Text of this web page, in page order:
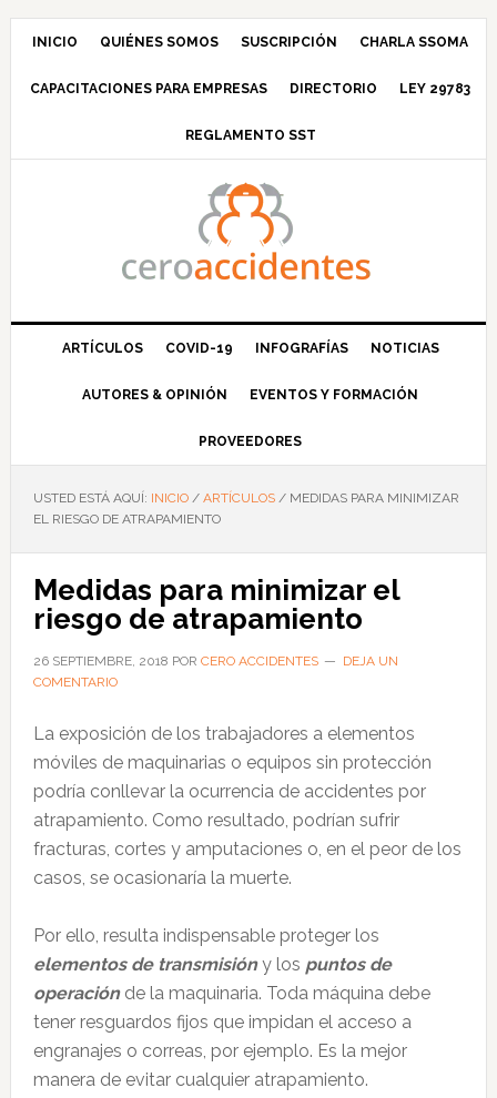
Saltar
navegación
Saltar
principal
Saltar
barra
principal
Saltar
INICIO QUIÉNES SOMOS SUSCRIPCIÓN CHARLA SSOMA
CAPACITACIONES PARA EMPRESAS DIRECTORIO LEY 29783
REGLAMENTO SST
ARTÍCULOS COVID-19 INFOGRAFÍAS NOTICIAS
AUTORES & OPINIÓN EVENTOS Y FORMACIÓN
PROVEEDORES
USTED ESTÁ AQUÍ: INICIO / ARTÍCULOS /MEDIDAS PARA MINIMIZAR
EL RIESGO DE ATRAPAMIENTO
Medidas para minimizar el
riesgo de atrapamiento
26 SEPTIEMBRE, 2018 POR CERO ACCIDENTES
DEJA UN
COMENTARIO
La exposición de los trabajadores a elementos
móviles de maquinarias o equipos sin protección
podría conllevar la ocurrencia de accidentes por
atrapamiento. Como resultado, podrían sufrir
fracturas, cortes y amputaciones o, en el peor de los
casos, se ocasionaría la muerte.
Por ello, resulta indispensable proteger los
elementos de transmisióny los puntos de
operaciónde la maquinaria. Toda máquina debe
tener resguardos fijos que impidan el acceso a
engranajes o correas, por ejemplo. Es la mejor
manera de evitar cualquier atrapamiento.